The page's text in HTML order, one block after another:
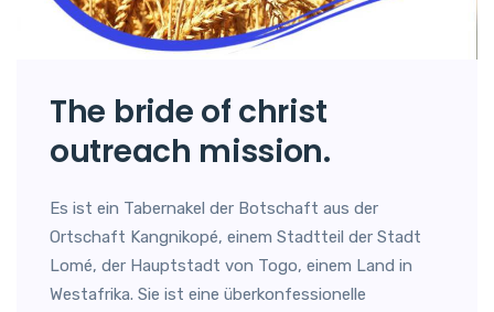
The bride of christ
outreach mission.
Es ist ein Tabernakel der Botschaft aus der
Ortschaft Kangnikopé, einem Stadtteil der Stadt
Lomé, der Hauptstadt von Togo, einem Land in
Westafrika. Sie ist eine überkonfessionelle